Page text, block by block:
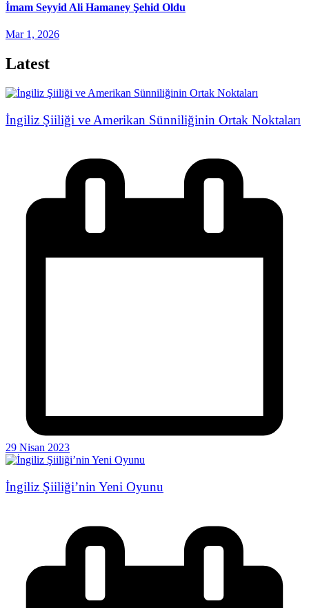
İmam Seyyid Ali Hamaney Şehid Oldu
Mar 1, 2026
Latest
İngiliz Şiiliği ve Amerikan Sünniliğinin Ortak Noktaları
29 Nisan 2023
İngiliz Şiiliği’nin Yeni Oyunu